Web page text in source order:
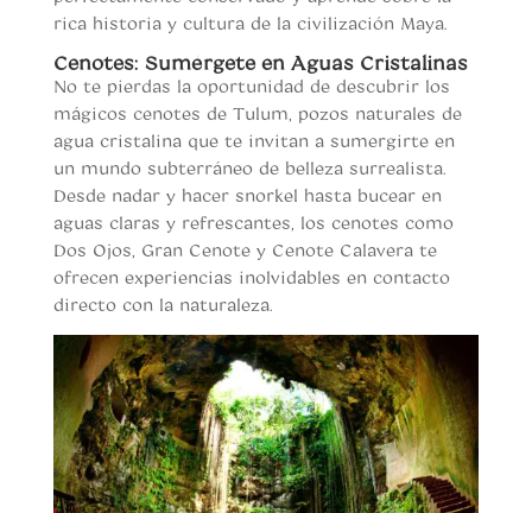
rica historia y cultura de la civilización Maya.
Cenotes: Sumérgete en Aguas Cristalinas
No te pierdas la oportunidad de descubrir los
mágicos cenotes de Tulum, pozos naturales de
agua cristalina que te invitan a sumergirte en
un mundo subterráneo de belleza surrealista.
Desde nadar y hacer snorkel hasta bucear en
aguas claras y refrescantes, los cenotes como
Dos Ojos, Gran Cenote y Cenote Calavera te
ofrecen experiencias inolvidables en contacto
directo con la naturaleza.